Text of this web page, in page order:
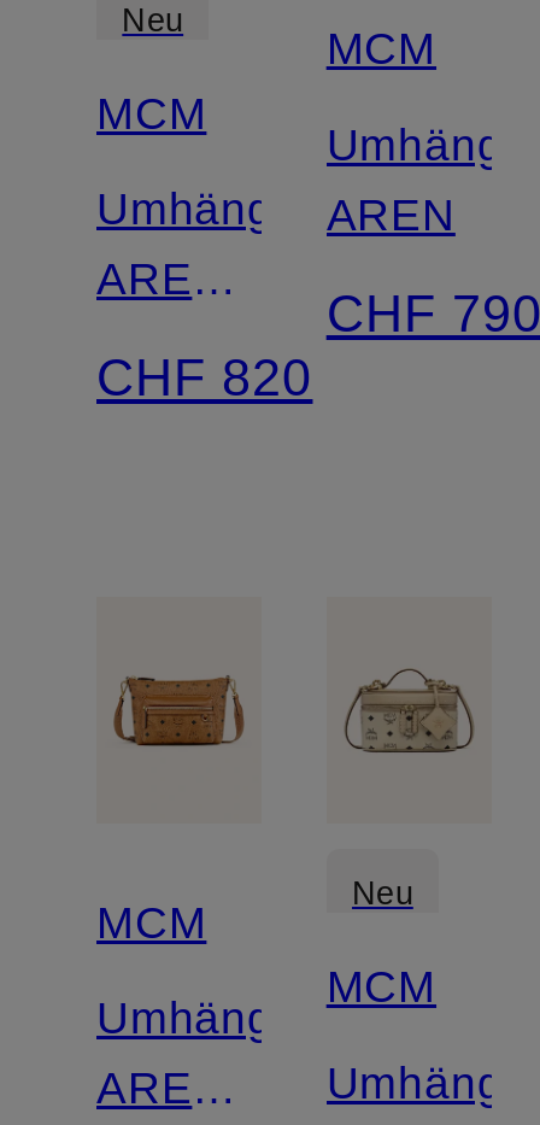
Neu
MCM
Umhängetasche
AREN
MINI
CHF 820
MCM
AREN
CHF
MCM
Umhängetasche
AREN
Neu
MCM